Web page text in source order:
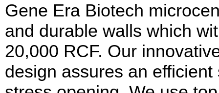
Gene Era Biotech
and durable walls which
20,000 RCF. Our
design assures an